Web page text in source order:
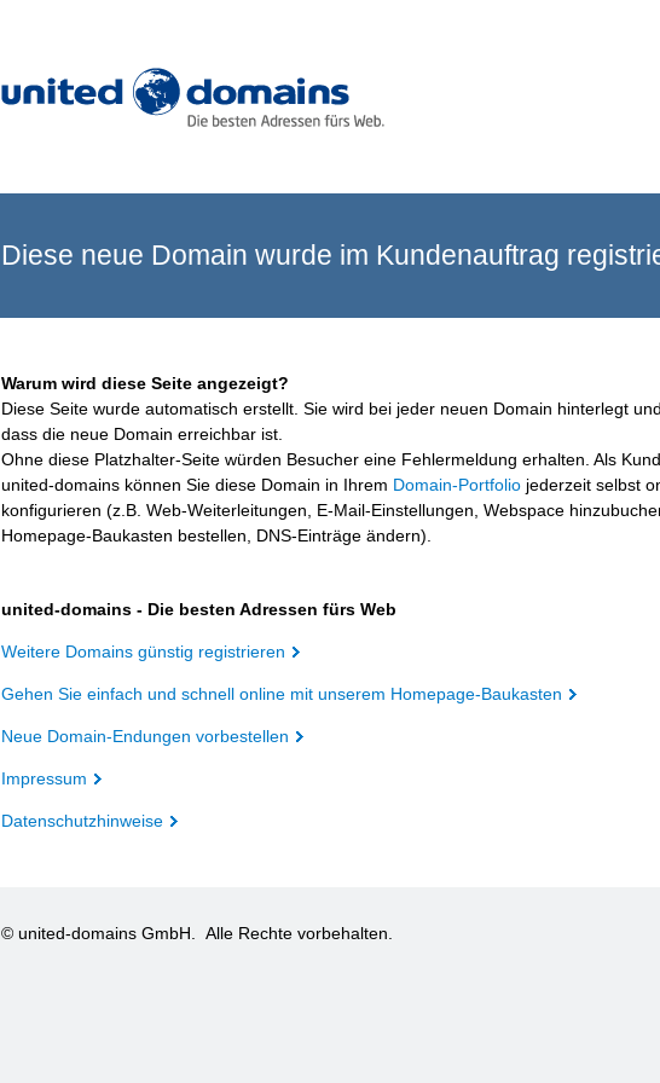
Diese neue Domain wurde im Kundenauftrag
Warum wird diese Seite angezeigt?
Diese Seite wurde automatisch erstellt. Sie wird bei jeder neuen Domain hinterlegt
dass die neue Domain erreichbar ist.
Ohne diese Platzhalter-Seite würden Besucher eine Fehlermeldung erhalten. Als
united-domains können Sie diese Domain in Ihrem Domain-Portfolio jederzeit selbst
konfigurieren (z.B. Web-Weiterleitungen, E-Mail-Einstellungen, Webspace
Homepage-Baukasten bestellen, DNS-Einträge ändern).
united-domains - Die besten Adressen fürs Web
Weitere Domains günstig registrieren
Gehen Sie einfach und schnell online mit unserem Homepage-Baukasten
Neue Domain-Endungen vorbestellen
Impressum
Datenschutzhinweise
© united-domains GmbH. Alle Rechte vorbehalten.